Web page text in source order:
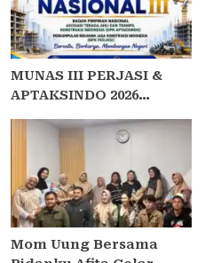
MUNAS III PERJASI &
APTAKSINDO 2026
BERKARYA, MEMBANGUN
HADIR
Mom Uung Bersama